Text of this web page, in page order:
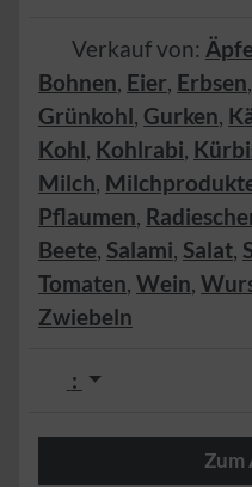
Verkauf von:
Bohnen Eier Erbsen
Grünkohl Gurken
Kohl Kohlrabi
Milch
Pflaumen
Beete Salami Salat
Tomaten Wein
Zwiebeln
: